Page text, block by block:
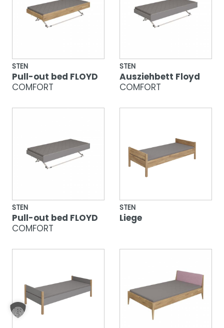
STEN
Pull-out bed FLOYD
COMFORT
STEN
Ausziehbett Floyd
COMFORT
STEN
Pull-out bed FLOYD
COMFORT
STEN
Liege